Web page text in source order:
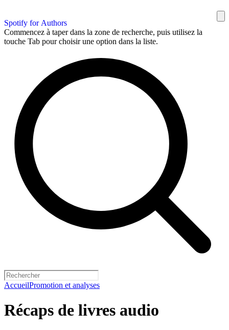
Spotify for Authors
Commencez à taper dans la zone de recherche, puis utilisez la
touche Tab pour choisir une option dans la liste.
AccueilPromotion et analyses
Récaps de livres audio